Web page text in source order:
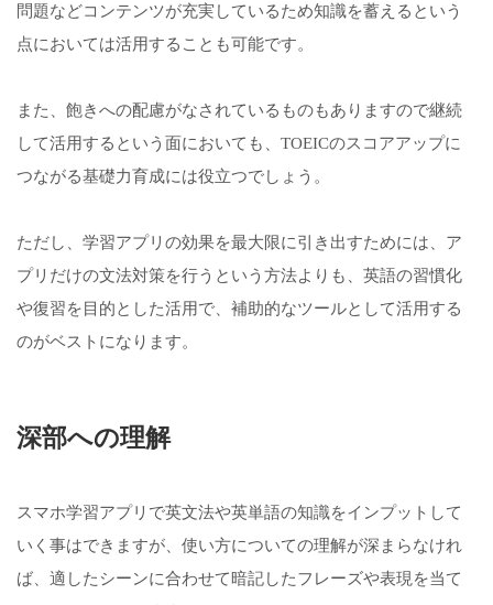
問題などコンテンツが充実しているため知識を蓄えるという
点においては活用することも可能です。
また、飽きへの配慮がなされているものもありますので継続
して活用するという面においても、TOEICのスコアアップに
つながる基礎力育成には役立つでしょう。
ただし、学習アプリの効果を最大限に引き出すためには、ア
プリだけの文法対策を行うという方法よりも、英語の習慣化
や復習を目的とした活用で、補助的なツールとして活用する
のがベストになります。
深部への理解
スマホ学習アプリで英文法や英単語の知識をインプットして
いく事はできますが、使い方についての理解が深まらなけれ
ば、適したシーンに合わせて暗記したフレーズや表現を当て